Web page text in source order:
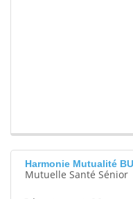
Harmonie Mutualité
Mutuelle Santé Sénior